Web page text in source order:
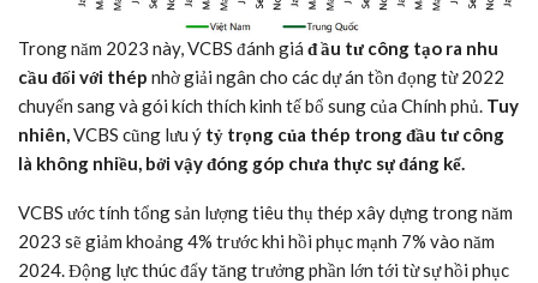
Trong năm 2023 này, VCBS đánh giá đầu tư công tạo ra nhu
cầu đối với thép nhờ giải ngân cho các dự án tồn đọng từ 2022
chuyển sang và gói kích thích kinh tế bổ sung của Chính phủ. Tuy
nhiên,VCBS cũng lưu ý tỷ trọng của thép trong đầu tư công
là không nhiều, bởi vậy đóng góp chưa thực sự đáng kể.
VCBS ước tính tổng sản lượng tiêu thụ thép xây dựng trong năm
2023 sẽ giảm khoảng 4% trước khi hồi phục mạnh 7% vào năm
2024. Động lực thúc đẩy tăng trưởng phần lớn tới từ sự hồi phục